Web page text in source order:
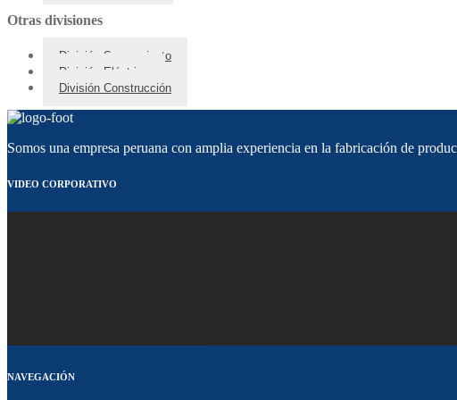
Otras divisiones
División Saneamiento
División Eléctrica
División Construcción
Somos una empresa peruana con amplia experiencia en la fabricación de
VIDEO CORPORATIVO
NAVEGACIÓN